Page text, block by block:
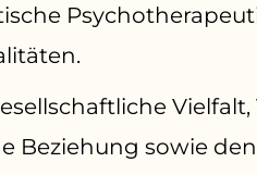
Beziehung sowie